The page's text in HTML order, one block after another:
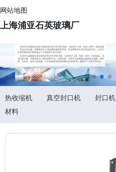
网站地图
上海浦亚石英玻璃厂
热收缩机 真空封口机 封口机
材料